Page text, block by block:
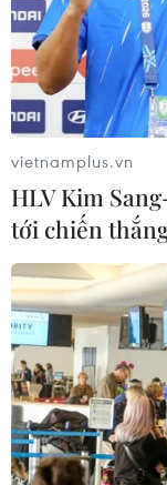
vietnamplus.vn
HLV Kim
tới chiến